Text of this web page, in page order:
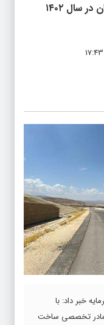
سال ۱۴۰۲
خبر داد: با
مادر تخصصی ساخت